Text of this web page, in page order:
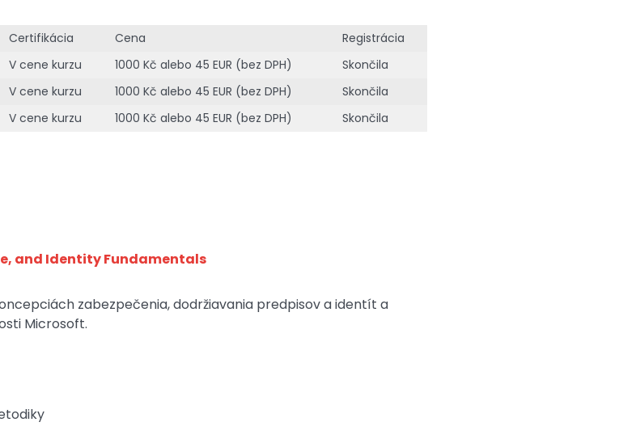
Certifikácia Cena
Registrácia
V cene kurzu 1000 Kč alebo 45 EUR (bez DPH)
Skončila
V cene kurzu 1000 Kč alebo 45 EUR (bez DPH)
Skončila
V cene kurzu 1000 Kč alebo 45 EUR (bez DPH) Skončila
and Identity Fundamentals
zabezpečenia, dodržiavania predpisov a identít a
Microsoft.